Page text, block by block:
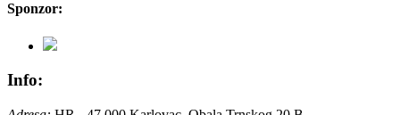
Sponzor:
Info: